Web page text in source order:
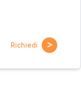
Richiedi >